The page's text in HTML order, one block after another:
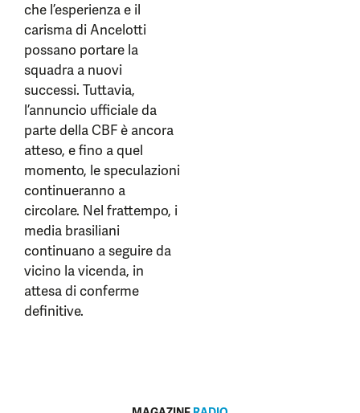
che l’esperienza e il
carisma di Ancelotti
possano portare la
squadra a nuovi
successi. Tuttavia,
l’annuncio ufficiale da
parte della CBF è ancora
atteso, e fino a quel
momento, le speculazioni
continueranno a
circolare. Nel frattempo, i
media brasiliani
continuano a seguire da
vicino la vicenda, in
attesa di conferme
definitive.